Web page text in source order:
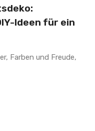
Ideen für ein
Farben und Freude,